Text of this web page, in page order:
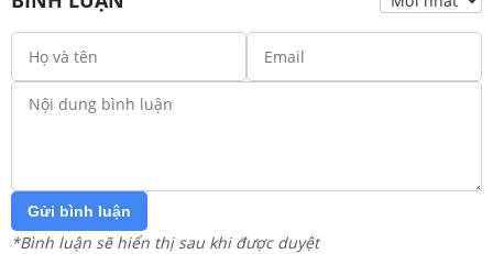
Gửi bình luận
*Bình luận sẽ hiển thị sau khi được duyệt